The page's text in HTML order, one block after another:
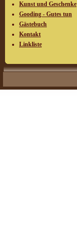
Kunst und Geschenke
Gooding - Gutes tun
Gästebuch
Kontakt
Linkliste